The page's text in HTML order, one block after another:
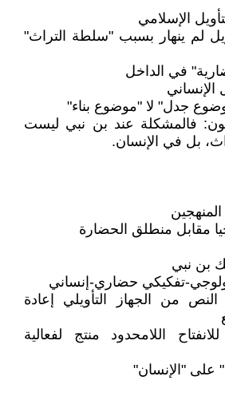
لم ينهار بسبب "سلطة التراث"
فالمشكلة عند بن نبي ليست
بل في الإنسان.
المنهجين
بن نبي
تفكيكي حضاري-إنساني
من الجهاز التأويلي إعادة
اللامحدود منتج لفعالية
على "الإنسان"